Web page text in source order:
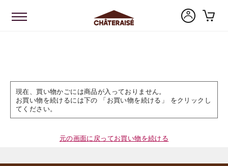
現在、買い物かごには商品が入っておりません。
お買い物を続けるには下の 「お買い物を続ける」 をクリックし
てください。
元の画面に戻ってお買い物を続ける